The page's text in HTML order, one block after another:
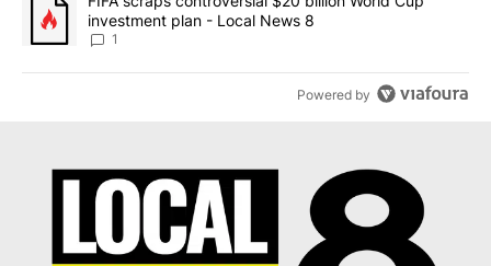
investment plan - Local News 8
1
Powered by